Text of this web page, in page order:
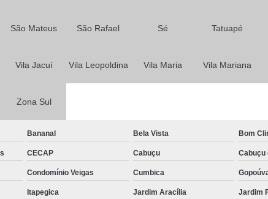
São Mateus São Rafael Sé Tatuapé
Vila Jacuí Vila Leopoldina Vila Maria Vila Mariana
Zona Sul
Bananal Bela Vista Bom
CECAP Cabuçu Cabuçu
Condomínio Veigas Cumbica
Itapegica Jardim Aracília Jardim